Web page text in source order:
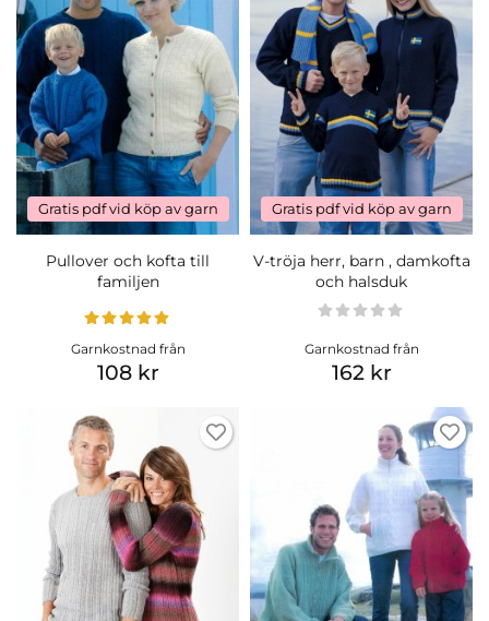
Gratis pdf vid köp av garn
Pullover och kofta till
familjen
Garnkostnad från
108 kr
Gratis pdf vid köp av garn
V-tröja herr, barn , damkofta
och halsduk
Garnkostnad från
162 kr